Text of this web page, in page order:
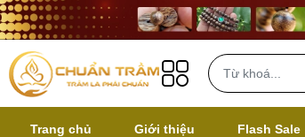
Trang chủ Giới thiệu Flash Sale